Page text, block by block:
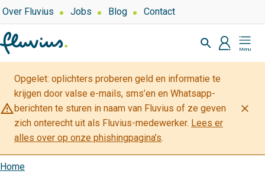
Overslaan
en
naar
de
inhoud
gaan
Top
navigation
Over Fluvius Jobs Blog Contact
Zoeken
profiel
Mijn
Fluvius
warning_amber
Opgelet: oplichters proberen geld en informatie te
krijgen door valse e-mails, sms’en en Whatsapp-
berichten te sturen in naam van Fluvius of ze geven
zich onterecht uit als Fluvius-medewerker. Lees er
alles over op onze phishingpagina’s.
close
Kruimelpad
Home